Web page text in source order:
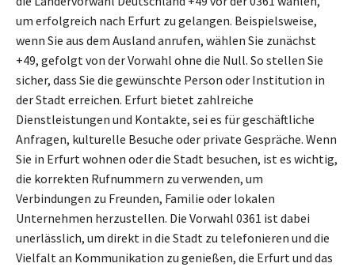
um erfolgreich nach Erfurt zu gelangen. Beispielsweise,
wenn Sie aus dem Ausland anrufen, wählen Sie zunächst
+49, gefolgt von der Vorwahl ohne die Null. So stellen Sie
sicher, dass Sie die gewünschte Person oder Institution in
der Stadt erreichen. Erfurt bietet zahlreiche
Dienstleistungen und Kontakte, sei es für geschäftliche
Anfragen, kulturelle Besuche oder private Gespräche. Wenn
Sie in Erfurt wohnen oder die Stadt besuchen, ist es wichtig,
die korrekten Rufnummern zu verwenden, um
Verbindungen zu Freunden, Familie oder lokalen
Unternehmen herzustellen. Die Vorwahl 0361 ist dabei
unerlässlich, um direkt in die Stadt zu telefonieren und die
Vielfalt an Kommunikation zu genießen, die Erfurt und das